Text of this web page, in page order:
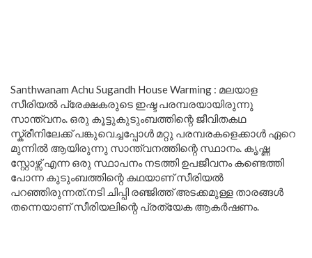
Santhwanam Achu Sugandh House Warming : മലയാള
സീരിയൽ പ്രേക്ഷകരുടെ ഇഷ്ട പരമ്പരയായിരുന്നു
സാന്ത്വനം. ഒരു കൂട്ടുകുടുംബത്തിന്റെ ജീവിതകഥ
സ്ക്രീനിലേക്ക് പങ്കുവെച്ചപ്പോൾ മറ്റു പരമ്പരകളെക്കാൾ ഏറെ
മുന്നിൽ ആയിരുന്നു സാന്ത്വനത്തിന്റെ സ്ഥാനം. കൃഷ്ണ
സ്റ്റോഴ്സ് എന്ന ഒരു സ്ഥാപനം നടത്തി ഉപജീവനം കണ്ടെത്തി
പോന്ന കുടുംബത്തിന്റെ കഥയാണ് സീരിയൽ
പറഞ്ഞിരുന്നത്.നടി ചിപ്പി രഞ്ജിത്ത് അടക്കമുള്ള താരങ്ങൾ
തന്നെയാണ് സീരിയലിന്റെ പ്രത്യേക ആകർഷണം.